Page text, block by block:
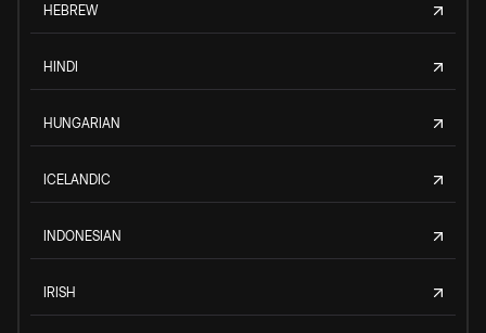
HEBREW
HINDI
HUNGARIAN
ICELANDIC
INDONESIAN
IRISH